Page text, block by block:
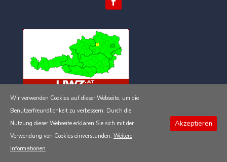
Impressum
Datenschutzerklärung
Wir verwenden Cookies auf dieser Webseite, um die
Benutzerfreundlichkeit zu verbessern. Durch die
Nutzung dieser Webseite erklären Sie sich mit der
Verwendung von Cookies einverstanden. Weitere
Informationen
Akzeptieren